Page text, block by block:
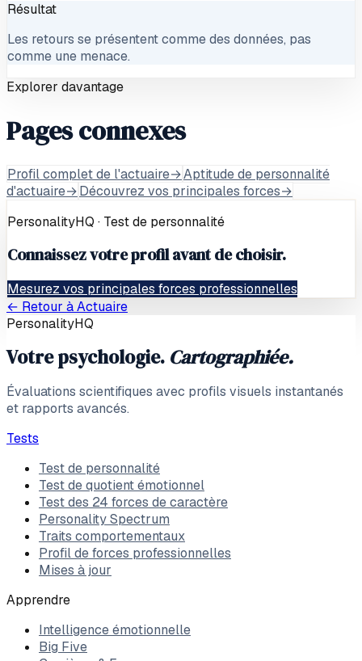
Résultat
Les retours se présentent comme des données, pas
comme une menace.
Explorer davantage
Pages connexes
Profil complet de l'actuaire→Aptitude de personnalité
d'actuaire→Découvrez vos principales forces→
PersonalityHQ · Test de personnalité
Connaissez votre profil avant de choisir.
Mesurez vos principales forces professionnelles
← Retour àActuaire
PersonalityHQ
Votre psychologie. Cartographiée.
Évaluations scientifiques avec profils visuels instantanés
et rapports avancés.
Tests
Test de personnalité
Test de quotient émotionnel
Test des 24 forces de caractère
Personality Spectrum
Traits comportementaux
Profil de forces professionnelles
Mises à jour
Apprendre
Intelligence émotionnelle
Big Five